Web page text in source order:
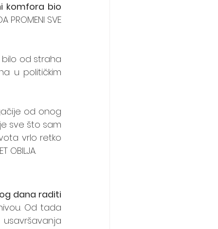
komfora bio
PROMENI SVE
bilo od straha
u političkim
od onog
sve što sam
vrlo retko
OBILJA.
dana raditi
Od tada